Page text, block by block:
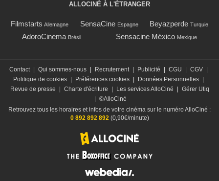
ALLOCINÉ À L'ÉTRANGER
Filmstarts Allemagne SensaCine Espagne Beyazperde Turquie
AdoroCinema Brésil Sensacine México Mexique
Contact Qui sommes-nous Recrutement Publicité CGU CGV
Politique de cookies
Préférences cookies Données Personnelles
Revue de presse
Charte d'écriture Les services AlloCiné
Gérer Utiq
©AlloCiné
Retrouvez tous les horaires et infos de votre cinéma sur le numéro AlloCiné :
0 892 892 892(0,90€/minute)